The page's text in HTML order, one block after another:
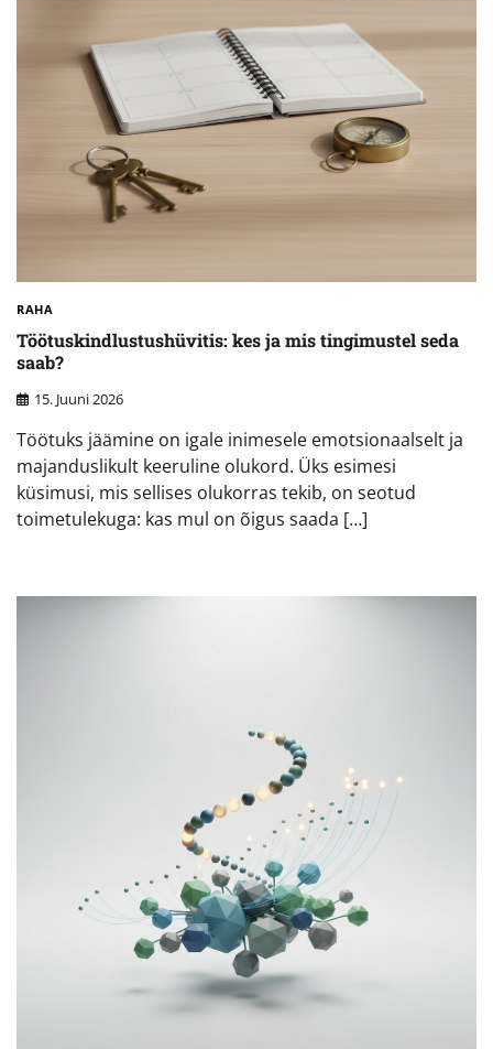
RAHA
Töötuskindlustushüvitis: kes ja mis tingimustel seda
saab?
15. Juuni 2026
Töötuks jäämine on igale inimesele emotsionaalselt ja
majanduslikult keeruline olukord. Üks esimesi
küsimusi, mis sellises olukorras tekib, on seotud
toimetulekuga: kas mul on õigus saada […]